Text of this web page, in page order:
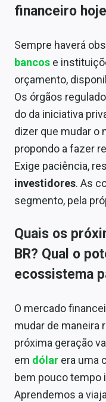
financeiro
Sempre haverá
bancos e
orçamento,
Os órgãos
do da iniciativa
dizer que mudar o
propondo a fazer
Exige paciência,
investidores. As
segmento, pela
Quais os
BR? Qual o
ecossistema
O mercado
mudar de maneira
próxima geração
em dólar era uma
bem pouco tempo
Aprendemos a